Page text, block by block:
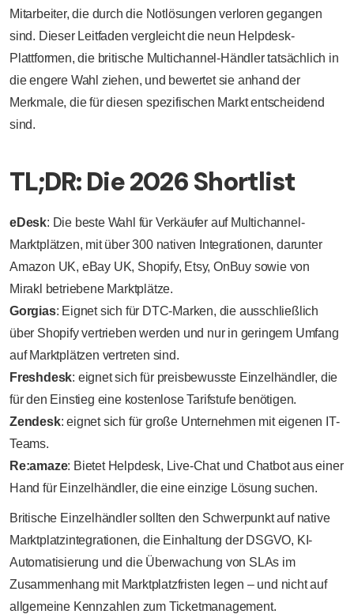
Mitarbeiter, die durch die Notlösungen verloren gegangen
sind. Dieser Leitfaden vergleicht die neun Helpdesk-
Plattformen, die britische Multichannel-Händler tatsächlich in
die engere Wahl ziehen, und bewertet sie anhand der
Merkmale, die für diesen spezifischen Markt entscheidend
sind.
TL;DR: Die 2026 Shortlist
eDesk: Die beste Wahl für Verkäufer auf Multichannel-
Marktplätzen, mit über 300 nativen Integrationen, darunter
Amazon UK, eBay UK, Shopify, Etsy, OnBuy sowie von
Mirakl betriebene Marktplätze.
Gorgias: Eignet sich für DTC-Marken, die ausschließlich
über Shopify vertrieben werden und nur in geringem Umfang
auf Marktplätzen vertreten sind.
Freshdesk: eignet sich für preisbewusste Einzelhändler, die
für den Einstieg eine kostenlose Tarifstufe benötigen.
Zendesk: eignet sich für große Unternehmen mit eigenen IT-
Teams.
Re:amaze: Bietet Helpdesk, Live-Chat und Chatbot aus einer
Hand für Einzelhändler, die eine einzige Lösung suchen.
Britische Einzelhändler sollten den Schwerpunkt auf native
Marktplatzintegrationen, die Einhaltung der DSGVO, KI-
Automatisierung und die Überwachung von SLAs im
Zusammenhang mit Marktplatzfristen legen – und nicht auf
allgemeine Kennzahlen zum Ticketmanagement.